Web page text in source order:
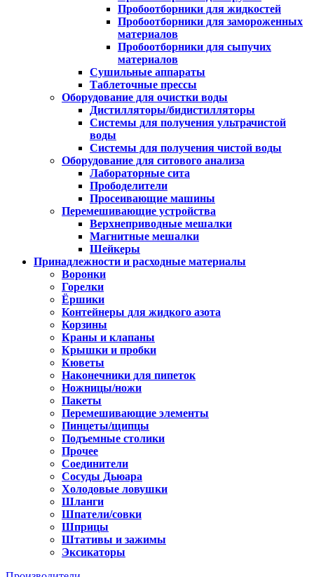
Пробоотборники для жидкостей
Пробоотборники для замороженных
материалов
Пробоотборники для сыпучих
материалов
Сушильные аппараты
Таблеточные прессы
Оборудование для очистки воды
Дистилляторы/бидистилляторы
Системы для получения ультрачистой
воды
Системы для получения чистой воды
Оборудование для ситового анализа
Лабораторные сита
Прободелители
Просеивающие машины
Перемешивающие устройства
Верхнеприводные мешалки
Магнитные мешалки
Шейкеры
Принадлежности и расходные материалы
Воронки
Горелки
Ёршики
Контейнеры для жидкого азота
Корзины
Краны и клапаны
Крышки и пробки
Кюветы
Наконечники для пипеток
Ножницы/ножи
Пакеты
Перемешивающие элементы
Пинцеты/щипцы
Подъемные столики
Прочее
Соединители
Сосуды Дьюара
Холодовые ловушки
Шланги
Шпатели/совки
Шприцы
Штативы и зажимы
Эксикаторы